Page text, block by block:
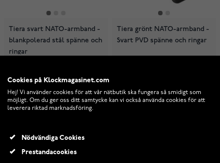
Tiera svart NATO-armband -
blankpolerad stål spänne och
ringar
199,00 Kr
Tiera grönt NATO-armband -
Svart PVD spänne och ringar
199,00 Kr
Cookies på Klockmagasinet.com
Hej! Vi använder cookies för att vår nätbutik ska fungera så smidigt som
möjligt. Om du ger oss ditt samtycke kan vi också använda cookies för att
leverera riktad marknadsföring.
Nödvändiga Cookies
Prestandacookies